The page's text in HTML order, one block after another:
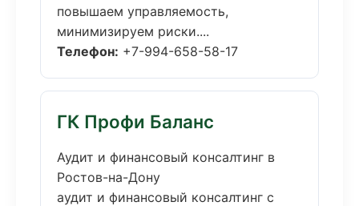
повышаем управляемость,
минимизируем риски....
Телефон: +7-994-658-58-17
ГК Профи Баланс
Аудит и финансовый консалтинг в
Ростов-на-Дону
аудит и финансовый консалтинг с